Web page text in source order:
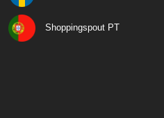
Shoppingspout PT